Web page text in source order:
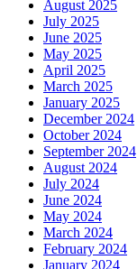
August 2025
July 2025
June 2025
May 2025
April 2025
March 2025
January 2025
December 2024
October 2024
September 2024
August 2024
July 2024
June 2024
May 2024
March 2024
February 2024
January 2024